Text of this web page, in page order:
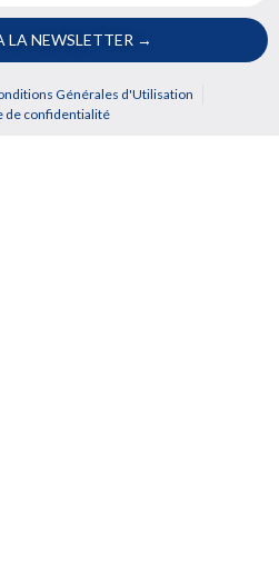
LA NEWSLETTER →
Générales d'Utilisation
de confidentialité